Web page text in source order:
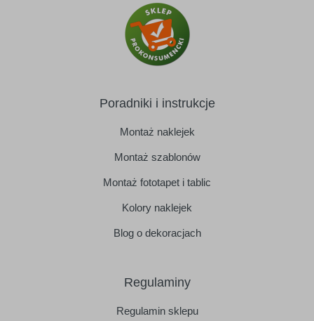
Poradniki i instrukcje
Montaż naklejek
Montaż szablonów
Montaż fototapet i tablic
Kolory naklejek
Blog o dekoracjach
Regulaminy
Regulamin sklepu